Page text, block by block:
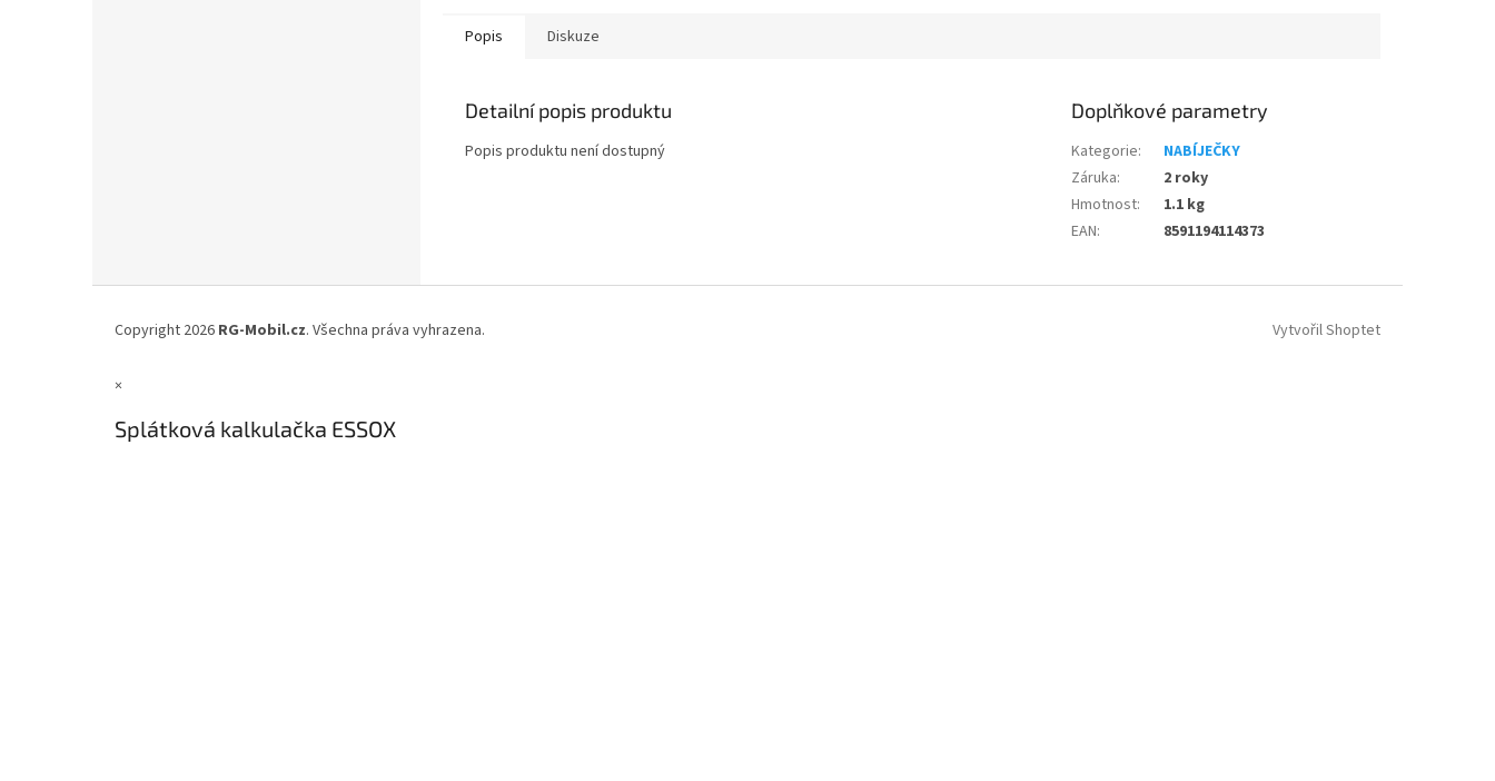
Popis Diskuze
Detailní popis produktu
Popis produktu není dostupný
Doplňkové parametry
Kategorie:
NABÍJEČKY
Záruka:
2 roky
Hmotnost:
1.1 kg
EAN: 8591194114373
Vytvořil Shoptet
Copyright 2026 RG-Mobil.cz. Všechna práva vyhrazena.
×
Splátková kalkulačka ESSOX